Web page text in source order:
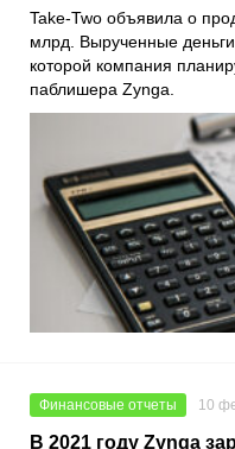
Take-Two объявила о
млрд. Вырученные
которой компания
паблишера Zynga
Финансовые отчеты 10
В 2021 году Zynga